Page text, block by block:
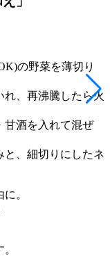
の野菜を薄切り
、再沸騰したら火
酒を入れて混ぜ
、細切りにしたネ
。